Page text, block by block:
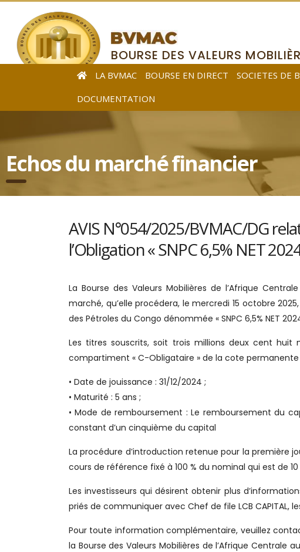
BOURSE DES VALEURS
DE L’AFRIQUE CENTRALE
LA BVMAC BOURSE EN DIRECT SOCIETES DE
DOCUMENTATION
Echos du marché financier
AVIS N°054/2025/BVMAC/DG
l’Obligation « SNPC 6,5% NET
La Bourse des Valeurs Mobilières de l’Afrique
marché, qu’elle procédera, le mercredi 15 octobre
des Pétroles du Congo dénommée « SNPC 6,5% NET
Les titres souscrits, soit trois millions deux cent
compartiment « C-Obligataire » de la cote
• Date de jouissance : 31/12/2024 ;
• Maturité : 5 ans ;
• Mode de remboursement : Le remboursement du
constant d’un cinquième du capital
La procédure d’introduction retenue pour la première
cours de référence fixé à 100 % du nominal qui est de
Les investisseurs qui désirent obtenir plus
priés de communiquer avec Chef de file LCB CAPITAL,
Pour toute information complémentaire, veuillez
la Bourse des Valeurs Mobilières de l’Afrique Centrale